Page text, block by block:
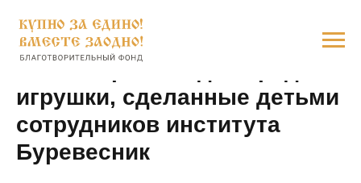
Волонтеры Фонда передали
игрушки, сделанные детьми
сотрудников института
Буревесник